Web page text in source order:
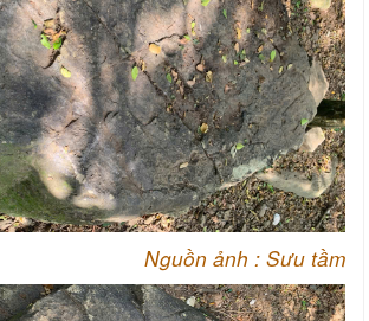
Nguồn ảnh : Sưu tầm